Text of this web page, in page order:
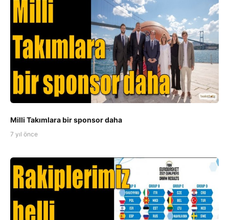
Milli Takımlara bir sponsor daha
7 yıl önce